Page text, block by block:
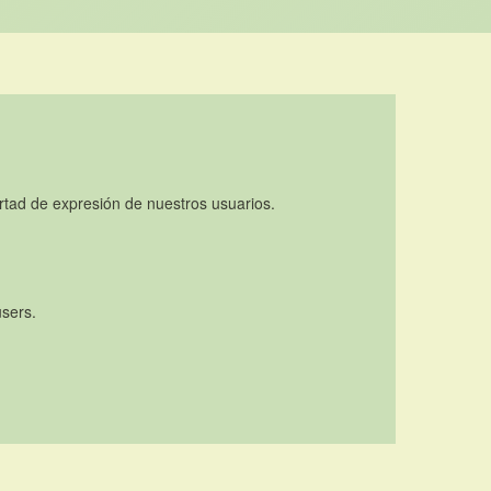
de expresión de nuestros usuarios.